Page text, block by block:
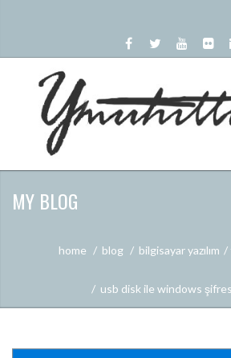
MY BLOG
home blog bilgisayar yazılım
usb disk ile windows